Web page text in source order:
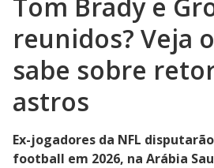
reunidos? Veja
sabe sobre
astros
Ex-jogadores da NFL
football em 2026, na Arábia